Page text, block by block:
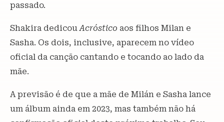
passado.
Shakira dedicouAcróstico aos filhos Milan e
Sasha. Os dois, inclusive, aparecem no vídeo
oficial da canção cantando e tocando ao lado da
mãe.
A previsão é de que a mãe de Milán e Sasha lance
um álbum ainda em 2023, mas também não há